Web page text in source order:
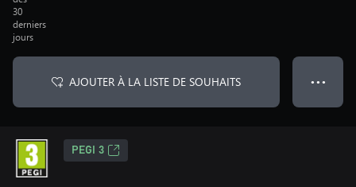
30
derniers
jours
AJOUTER À LA LISTE DE SOUHAITS ● ● ●
PEGI 3